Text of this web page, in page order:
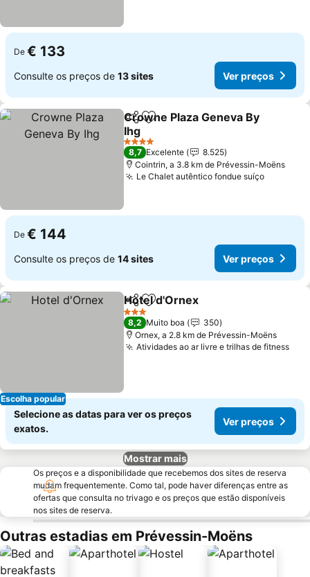
De € 133
Consulte os preços de 13 sites Ver preços
PartilharAdicionar aos favoritos
Crowne Plaza Geneva By
Ihg
Ver preços
4 Estrelas
8,7 Excelente
8.525
Cointrin, a 3.8 km de Prévessin-Moëns
Le Chalet autêntico fondue suíçoVer
De € 144
Consulte os preços de 14 sites Ver preços
Escolha popular
PartilharAdicionar aos favoritos
Hotel d'Ornex
3 Estrelas
8,2 Muito boa
350
Ornex, a 2.8 km de Prévessin-Moëns
Atividades ao ar livre e trilhas de fitnessVer
Selecione as datas para ver os preços
exatos.
Ver preços
Mostrar mais
Os preços e a disponibilidade que recebemos dos sites de reserva
mudam frequentemente. Como tal, pode haver diferenças entre as
ofertas que consulta no trivago e os preços que estão disponíveis
nos sites de reserva.
Outras estadias em Prévessin-Moëns